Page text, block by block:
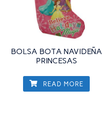
BOLSA BOTA NAVIDEÑA
PRINCESAS
READ MORE